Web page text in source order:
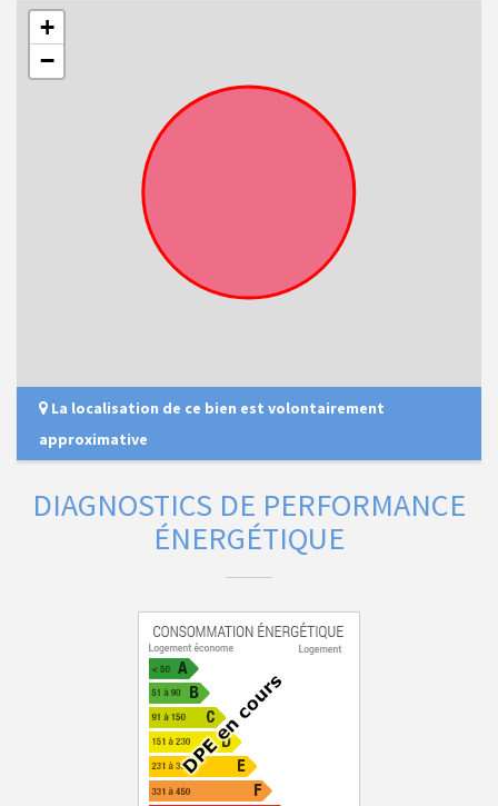
+
−
La localisation de ce bien est volontairement
approximative
DIAGNOSTICS DE PERFORMANCE
ÉNERGÉTIQUE